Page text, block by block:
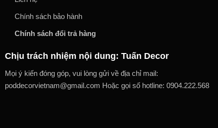
Chính sách bảo hành
Chính sách đổi trả hàng
Chịu trách nhiệm nội dung: Tuấn Decor
Mọi ý kiến đóng góp, vui lòng gửi về địa chỉ mail:
poddecorvietnam@gmail.com Hoặc gọi số hotline: 0904.222.568